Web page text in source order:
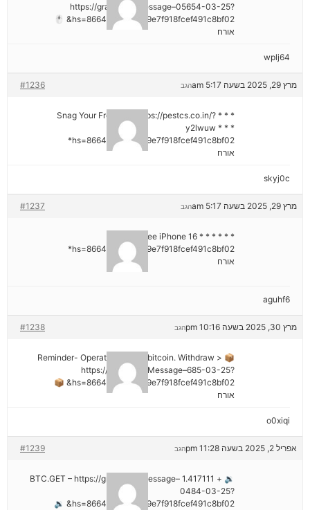
https://graph.org/Message–05654-03-25?
hs=8664c520642b9e7f918fcef491c8bf02& 🖱
אורח
wplj64
מרץ 29, 2025 בשעה 5:17 am #1236 הגב
* * * Snag Your Free Gift: https://pestcs.co.in/?
y2lwuw * * *
hs=8664c520642b9e7f918fcef491c8bf02*
אורח
skyj0c
מרץ 29, 2025 בשעה 5:17 am #1237 הגב
* * * Claim Free iPhone 16 * * *
hs=8664c520642b9e7f918fcef491c8bf02*
אורח
aguhf6
מרץ 30, 2025 בשעה 10:16 pm #1238 הגב
📦 Reminder- Operation 1.9598 bitcoin. Withdraw >
https://graph.org/Message–685-03-25?
hs=8664c520642b9e7f918fcef491c8bf02& 📦
אורח
o0xiqi
אפריל 2, 2025 בשעה 11:28 pm #1239 הגב
🔉 + 1.417111 BTC.GET – https://graph.org/Message–
0484-03-25?
hs=8664c520642b9e7f918fcef491c8bf02& 🔉